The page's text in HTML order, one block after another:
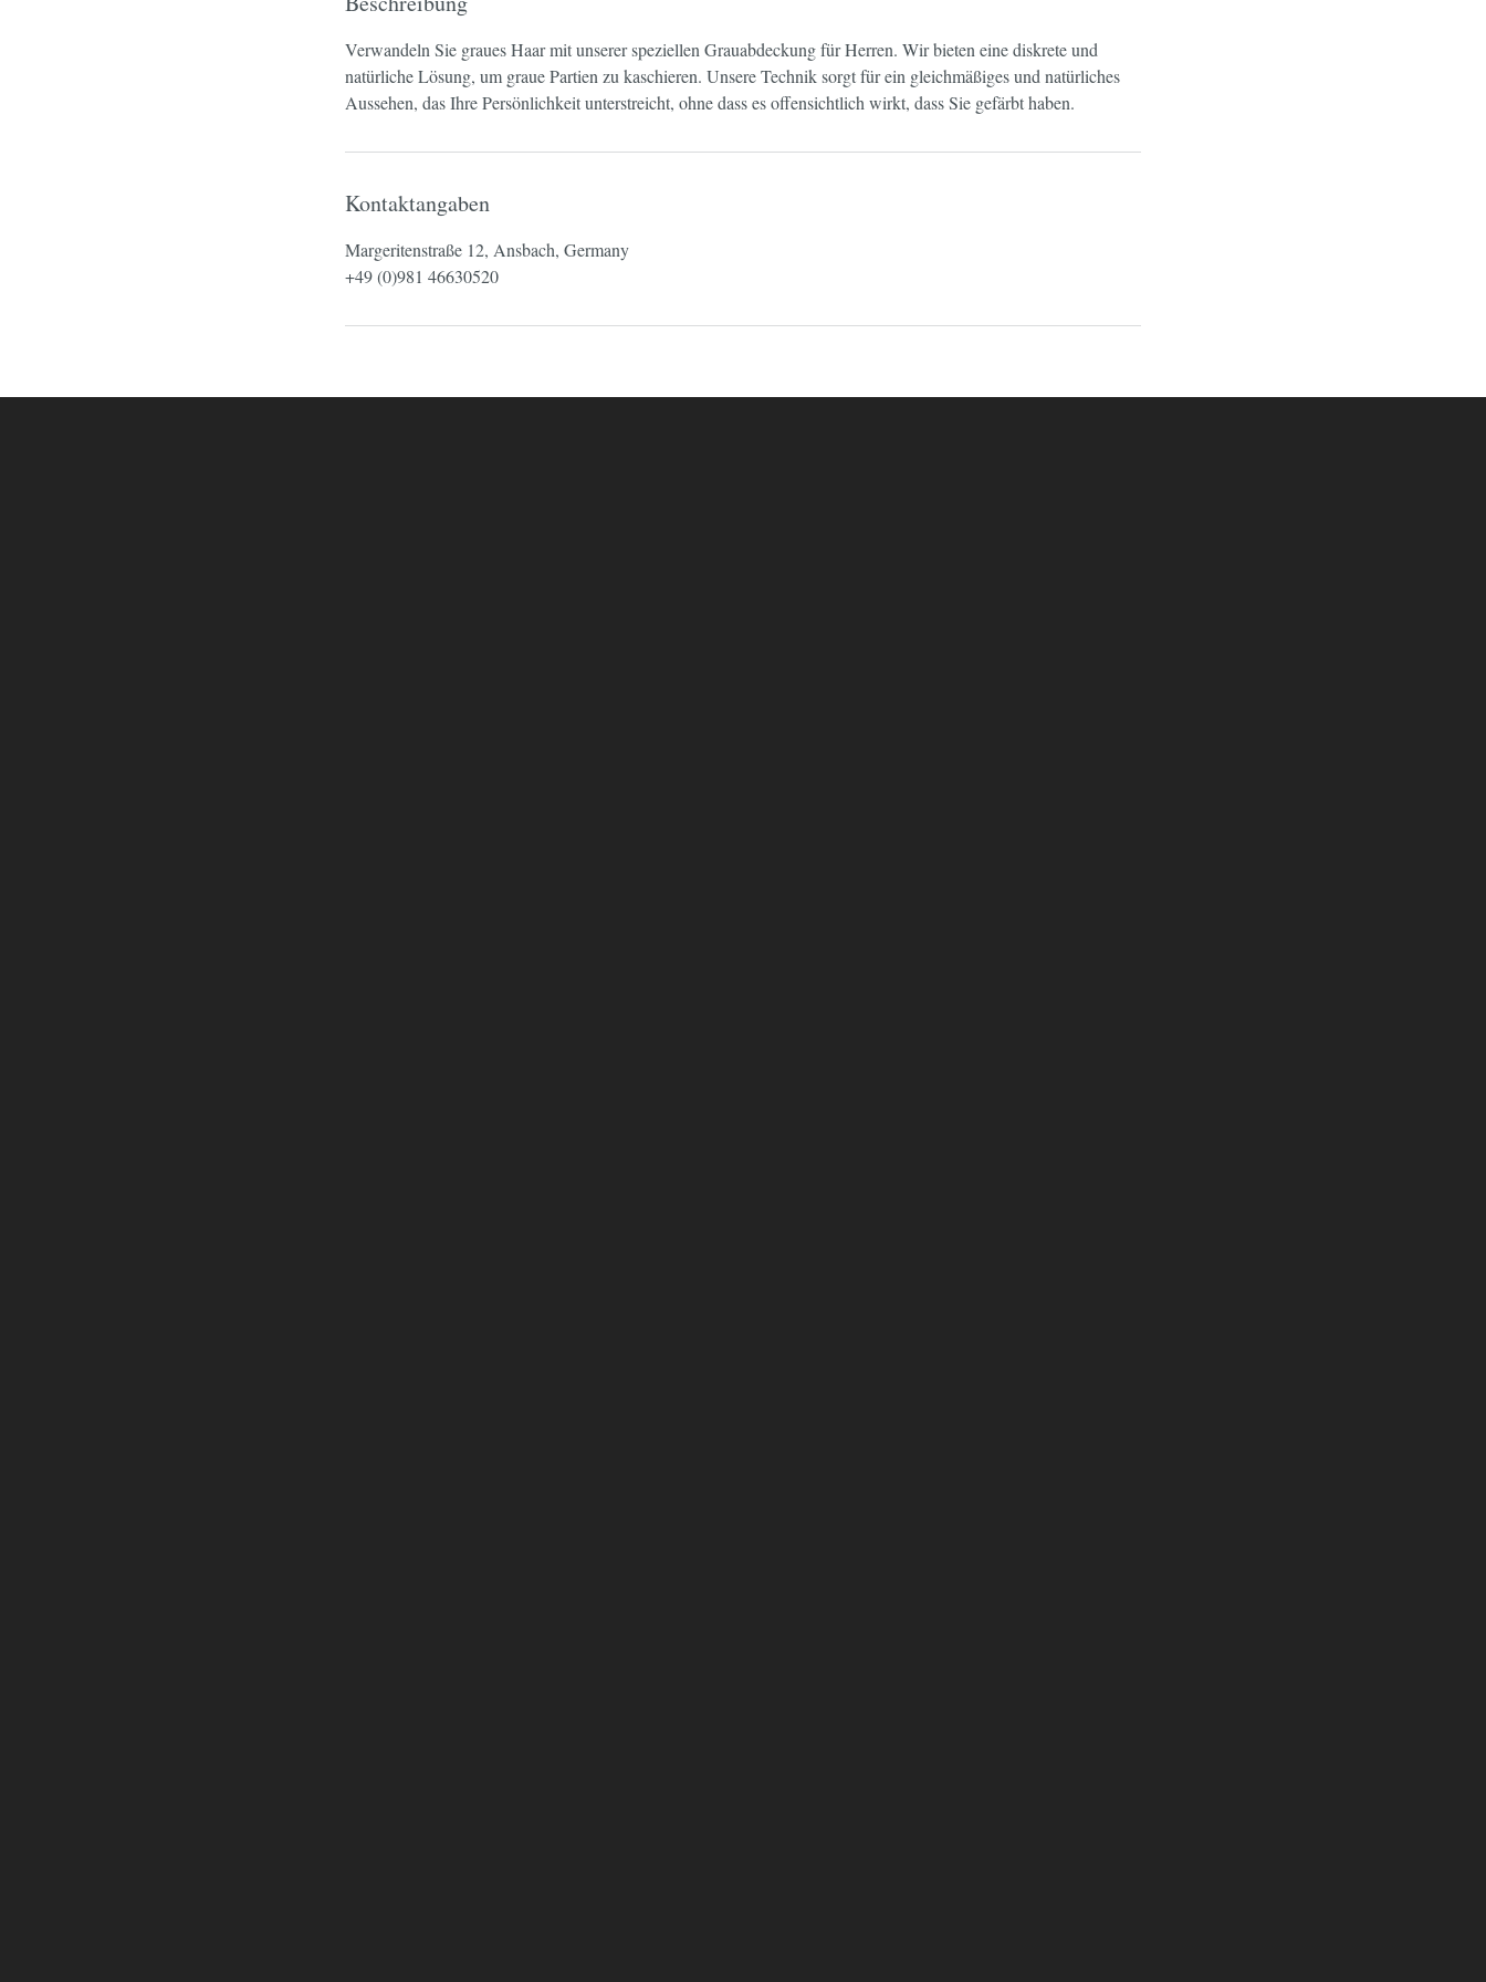
Verwandeln Sie graues Haar mit unserer speziellen Grauabdeckung für Herren. Wir bieten eine diskrete und
natürliche Lösung, um graue Partien zu kaschieren. Unsere Technik sorgt für ein gleichmäßiges und natürliches
Aussehen, das Ihre Persönlichkeit unterstreicht, ohne dass es offensichtlich wirkt, dass Sie gefärbt haben.
Kontaktangaben
Margeritenstraße 12, Ansbach, Germany
+49 (0)981 46630520